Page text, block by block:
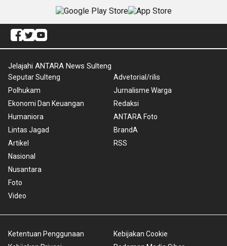
Jelajahi ANTARA News Sulteng
Seputar Sulteng
Polhukam
Ekonomi Dan Keuangan
Humaniora
Lintas Jagad
Artikel
Nasional
Nusantara
Foto
Video
Advetorial/rilis
Jurnalisme Warga
Redaksi
ANTARA Foto
BrandA
RSS
Ketentuan Penggunaan
Kebijakan Cookie